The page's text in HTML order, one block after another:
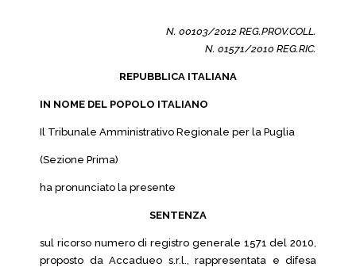
N. 00103/2012 REG.PROV.COLL.
N. 01571/2010 REG.RIC.
REPUBBLICA ITALIANA
IN NOME DEL POPOLO ITALIANO
Il Tribunale Amministrativo Regionale per la Puglia
(Sezione Prima)
ha pronunciato la presente
SENTENZA
sul ricorso numero di registro generale 1571 del 2010,
proposto da Accadueo s.r.l., rappresentata e difesa